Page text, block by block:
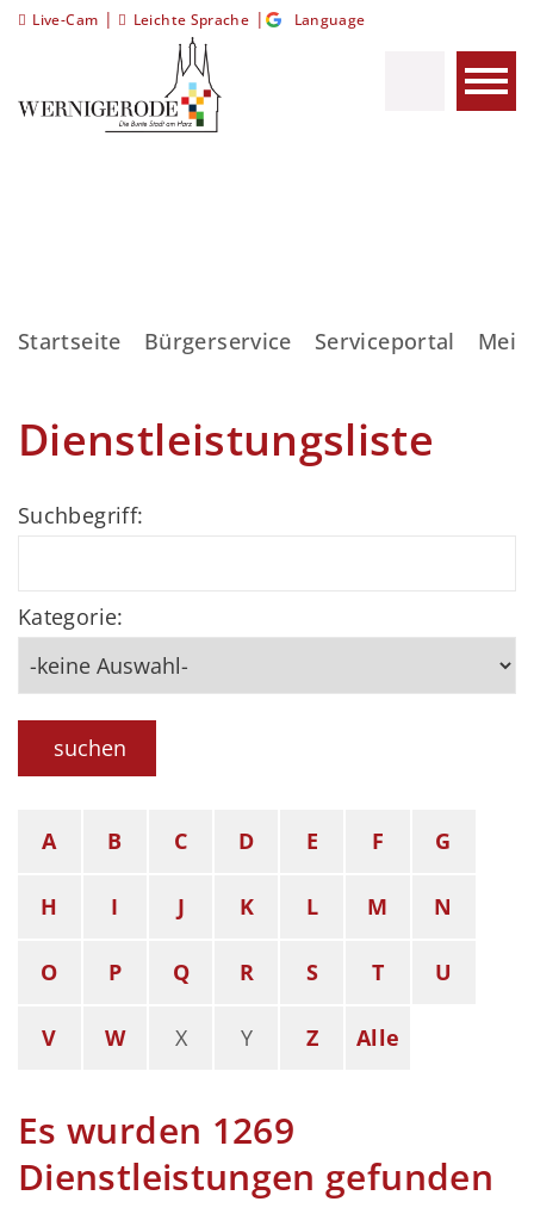
Live-Cam | Leichte Sprache | Language
Startseite Bürgerservice Serviceportal
Dienstleistungsliste
Suchbegriff:
Kategorie:
suchen
A B C D E F G
H I J K L M N
O P Q R S T U
V W X Y Z Alle
Es wurden 1269
Dienstleistungen gefunden